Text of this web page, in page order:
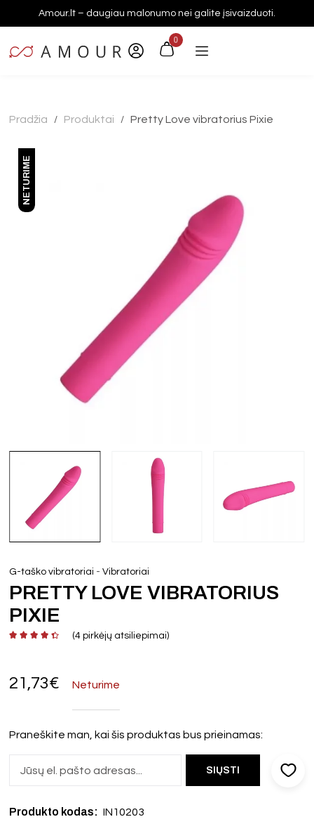
Amour.lt – daugiau malonumo nei galite įsivaizduoti.
0
Pradžia / Produktai / Pretty Love vibratorius Pixie
NETURIME
G-taško vibratoriai -Vibratoriai
PRETTY LOVE VIBRATORIUS
PIXIE
(4 pirkėjų atsiliepimai)
21,73€ Neturime
Praneškite man, kai šis produktas bus prieinamas:
Produkto kodas: IN10203